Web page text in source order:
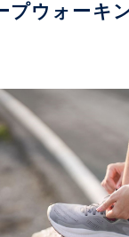
プウォーキ